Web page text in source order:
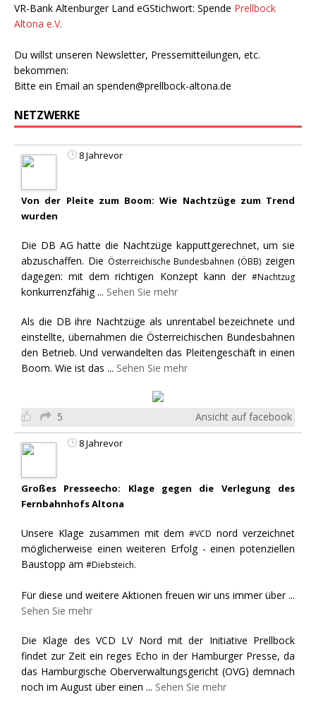
VR-Bank Altenburger Land eGStichwort: Spende Prellbock
Altona e.V.
Du willst unseren Newsletter, Pressemitteilungen, etc.
bekommen:
Bitte ein Email an spenden@prellbock-altona.de
NETZWERKE
8 Jahrevor
Von der Pleite zum Boom: Wie Nachtzüge zum Trend
wurden
Die DB AG hatte die Nachtzüge kapputtgerechnet, um sie
abzuschaffen. Die Österreichische Bundesbahnen (ÖBB) zeigen
dagegen: mit dem richtigen Konzept kann der #Nachtzug
konkurrenzfähig ... Sehen Sie mehr
Als die DB ihre Nachtzüge als unrentabel bezeichnete und
einstellte, übernahmen die Österreichischen Bundesbahnen
den Betrieb. Und verwandelten das Pleitengeschäft in einen
Boom. Wie ist das ... Sehen Sie mehr
5 Ansicht auf facebook
8 Jahrevor
Großes Presseecho: Klage gegen die Verlegung des
Fernbahnhofs Altona
Unsere Klage zusammen mit dem#VCD nord verzeichnet
möglicherweise einen weiteren Erfolg - einen potenziellen
Baustopp am #Diebsteich.
Für diese und weitere Aktionen freuen wir uns immer über ...
Sehen Sie mehr
Die Klage des VCD LV Nord mit der Initiative Prellbock
findet zur Zeit ein reges Echo in der Hamburger Presse, da
das Hamburgische Oberverwaltungsgericht (OVG) demnach
noch im August über einen ... Sehen Sie mehr